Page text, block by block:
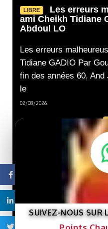
LIBRE
Les erreurs
ami Cheikh Tidiane
Abdoul LO
Les erreurs
Tidiane GADIO Par
fin des années 60,
le
02/08/2026
SUIVEZ-NOUS SUR